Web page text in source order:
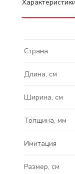
Характеристики
Страна
Длина, см
Ширина, см
Толщина, мм
Имитация
Размер, см